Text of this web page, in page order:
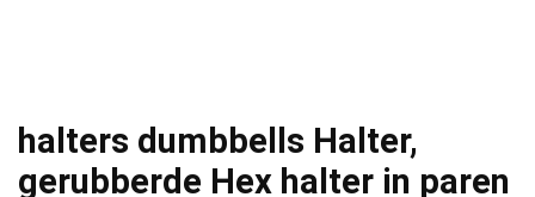
halters dumbbells Halter,
gerubberde Hex halter in paren